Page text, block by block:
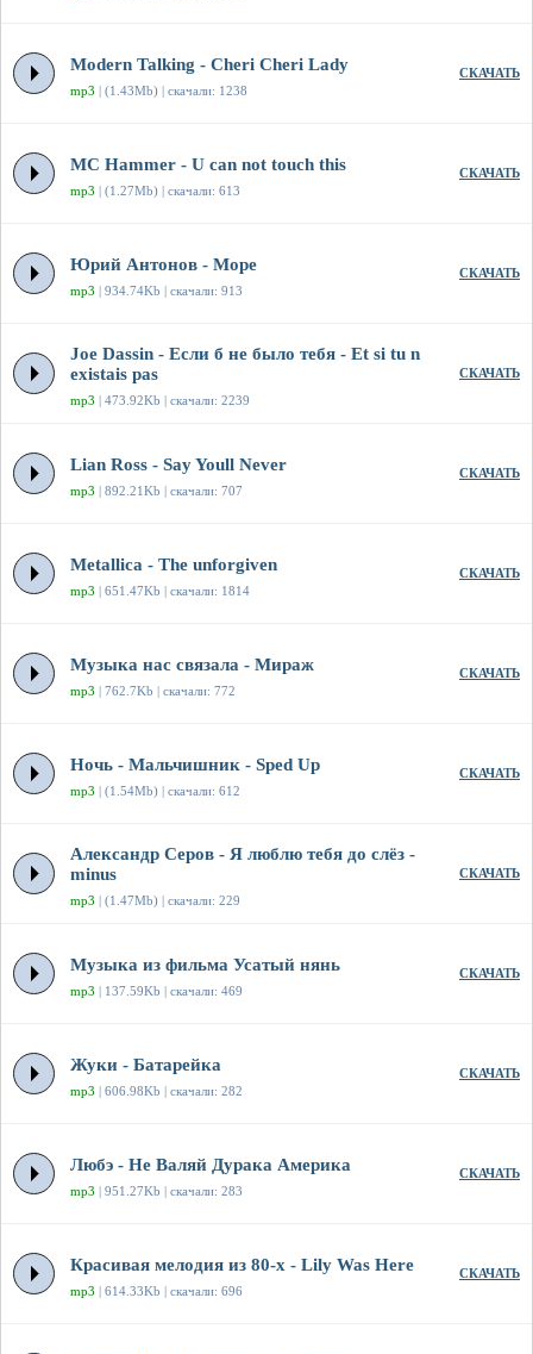
Modern Talking - Cheri Cheri Lady
mp3 | (1.43Mb) | скачали: 1238
СКАЧАТЬ
MC Hammer - U can not touch this
mp3 | (1.27Mb) | скачали: 613
СКАЧАТЬ
Юрий Антонов - Море
mp3 | 934.74Kb | скачали: 913
СКАЧАТЬ
Joe Dassin - Если б не было тебя - Et si tu n
existais pas
mp3 | 473.92Kb | скачали: 2239
СКАЧАТЬ
Lian Ross - Say Youll Never
mp3 | 892.21Kb | скачали: 707
СКАЧАТЬ
Metallica - The unforgiven
mp3 | 651.47Kb | скачали: 1814
СКАЧАТЬ
Музыка нас связала - Мираж
mp3 | 762.7Kb | скачали: 772
СКАЧАТЬ
Ночь - Мальчишник - Sped Up
mp3 | (1.54Mb) | скачали: 612
СКАЧАТЬ
Александр Серов - Я люблю тебя до слёз -
minus
mp3 | (1.47Mb) | скачали: 229
СКАЧАТЬ
Музыка из фильма Усатый нянь
mp3 | 137.59Kb | скачали: 469
СКАЧАТЬ
Жуки - Батарейка
mp3 | 606.98Kb | скачали: 282
СКАЧАТЬ
Любэ - Не Валяй Дурака Америка
mp3 | 951.27Kb | скачали: 283
СКАЧАТЬ
Красивая мелодия из 80-х - Lily Was Here
mp3 | 614.33Kb | скачали: 696
СКАЧАТЬ